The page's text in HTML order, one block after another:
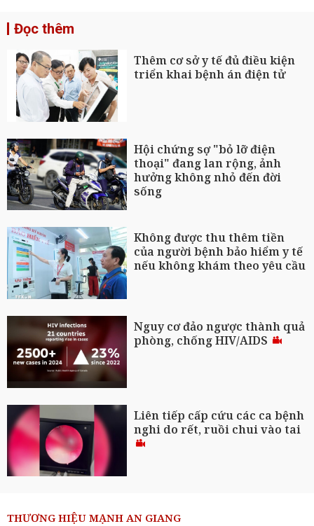
Đọc thêm
Thêm cơ sở y tế đủ điều kiện
triển khai bệnh án điện tử
Hội chứng sợ "bỏ lỡ điện
thoại" đang lan rộng, ảnh
hưởng không nhỏ đến đời
sống
Không được thu thêm tiền
của người bệnh bảo hiểm y tế
nếu không khám theo yêu cầu
Nguy cơ đảo ngược thành quả
phòng, chống HIV/AIDS
Liên tiếp cấp cứu các ca bệnh
nghi do rết, ruồi chui vào tai
THƯƠNG HIỆU MẠNH AN GIANG